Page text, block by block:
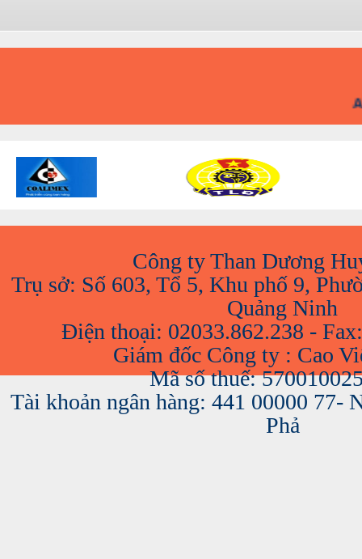
Công ty Than Dương
Trụ sở: Số 603, Tổ 5, Khu phố 9,
Quảng Ninh
Điện thoại: 02033.862.238 -
Giám đốc Công ty : Cao
Mã số thuế:
Tài khoản ngân hàng: 441 00000 77-
Phả